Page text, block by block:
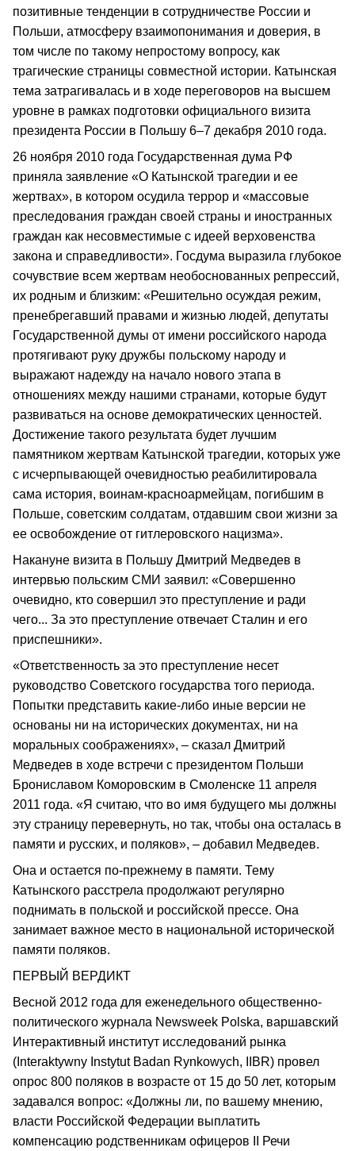
позитивные тенденции в сотрудничестве России и
Польши, атмосферу взаимопонимания и доверия, в
том числе по такому непростому вопросу, как
трагические страницы совместной истории. Катынская
тема затрагивалась и в ходе переговоров на высшем
уровне в рамках подготовки официального визита
президента России в Польшу 6–7 декабря 2010 года.
26 ноября 2010 года Государственная дума РФ
приняла заявление «О Катынской трагедии и ее
жертвах», в котором осудила террор и «массовые
преследования граждан своей страны и иностранных
граждан как несовместимые с идеей верховенства
закона и справедливости». Госдума выразила глубокое
сочувствие всем жертвам необоснованных репрессий,
их родным и близким: «Решительно осуждая режим,
пренебрегавший правами и жизнью людей, депутаты
Государственной думы от имени российского народа
протягивают руку дружбы польскому народу и
выражают надежду на начало нового этапа в
отношениях между нашими странами, которые будут
развиваться на основе демократических ценностей.
Достижение такого результата будет лучшим
памятником жертвам Катынской трагедии, которых уже
с исчерпывающей очевидностью реабилитировала
сама история, воинам-красноармейцам, погибшим в
Польше, советским солдатам, отдавшим свои жизни за
ее освобождение от гитлеровского нацизма».
Накануне визита в Польшу Дмитрий Медведев в
интервью польским СМИ заявил: «Совершенно
очевидно, кто совершил это преступление и ради
чего... За это преступление отвечает Сталин и его
приспешники».
«Ответственность за это преступление несет
руководство Советского государства того периода.
Попытки представить какие-либо иные версии не
основаны ни на исторических документах, ни на
моральных соображениях», – сказал Дмитрий
Медведев в ходе встречи с президентом Польши
Брониславом Коморовским в Смоленске 11 апреля
2011 года. «Я считаю, что во имя будущего мы должны
эту страницу перевернуть, но так, чтобы она осталась в
памяти и русских, и поляков», – добавил Медведев.
Она и остается по-прежнему в памяти. Тему
Катынского расстрела продолжают регулярно
поднимать в польской и российской прессе. Она
занимает важное место в национальной исторической
памяти поляков.
ПЕРВЫЙ ВЕРДИКТ
Весной 2012 года для еженедельного общественно-
политического журнала Newsweek Polska, варшавский
Интерактивный институт исследований рынка
(Interaktywny Instytut Badan Rynkowych, IIBR) провел
опрос 800 поляков в возрасте от 15 до 50 лет, которым
задавался вопрос: «Должны ли, по вашему мнению,
власти Российской Федерации выплатить
компенсацию родственникам офицеров II Речи